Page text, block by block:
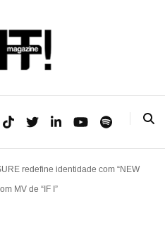
redefine identidade com “NEW
MV de “IF I”